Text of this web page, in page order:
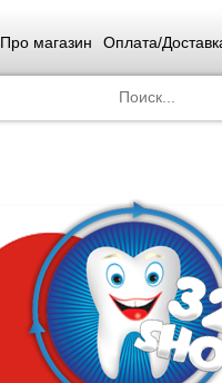
Про магазин Оплата/